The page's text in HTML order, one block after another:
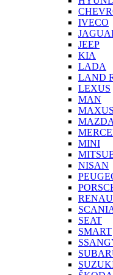
IVECO
JEEP
KIA
LADA
LAND
LEXUS
MAN
MAXUS
MAZDA
MINI
NISAN
SEAT
SMART